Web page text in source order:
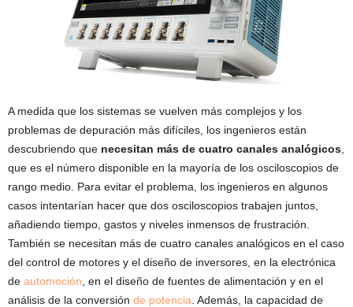
A medida que los sistemas se vuelven más complejos y los
problemas de depuración más difíciles, los ingenieros están
descubriendo que necesitan más de cuatro canales analógicos
que es el número disponible en la mayoría de los osciloscopios de
rango medio. Para evitar el problema, los ingenieros en algunos
casos intentarían hacer que dos osciloscopios trabajen juntos,
añadiendo tiempo, gastos y niveles inmensos de frustración.
También se necesitan más de cuatro canales analógicos en el caso
del control de motores y el diseño de inversores, en la electrónica
de automoción , en el diseño de fuentes de alimentación y en el
análisis de la conversión de potencia . Además, la capacidad de